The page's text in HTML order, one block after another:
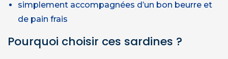
simplement accompagnées d’un bon beurre et
de pain frais
Pourquoi choisir ces sardines ?